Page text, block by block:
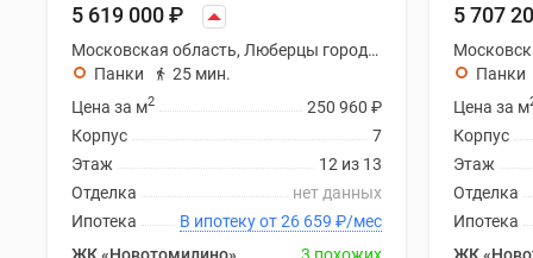
5 619 000₽
Московская область, Люберцы городской округ
Панки
25 мин.
250 960 ₽
Цена за м2
7
Корпус
12 из 13
Этаж
нет данных
Отделка
В ипотеку от 26 659 ₽/мес
Ипотека
ЖК «Новотомилино»
3 похожих
5 707
Панки
Цена за м
Корпус
Этаж
Отделка
Ипотека
ЖК